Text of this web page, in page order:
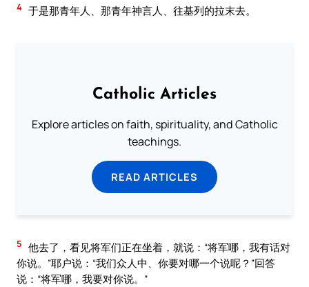
4 于是那青年人、那青年神言人、往基列的拉末去。
Catholic Articles
Explore articles on faith, spirituality, and Catholic
teachings.
READ ARTICLES
5 他去了，看见将军们正在坐着，就说：“将军哪，我有话对
你说。”耶户说：“我们众人中、你要对哪一个说呢？”回答
说：“将军哪，我要对你说。”